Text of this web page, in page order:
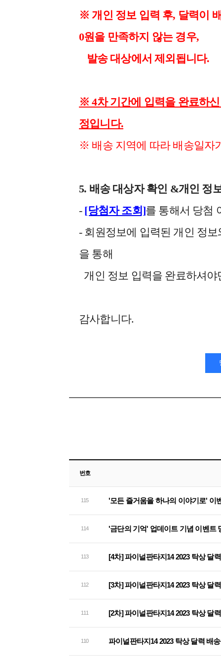
※ 개인 정보 입력 후, 달력이
0원을 만족하지 않는 경우,
발송 대상에서 제외됩니다.
※ 4차 기간에 입력을 완료하
정입니다.
※ 배송 지역에 따라 배송일자
5. 배송 대상자 확인 &개인 정
- [당첨자 조회]를 통해서 당첨
- 회원정보에 입력된 개인 정
을 통해
개인 정보 입력을 완료하셔
감사합니다.
번호
115 '모든 즐거움을 하나의 이야기로' 이
114 '금단의 기억' 업데이트 기념 이벤트
113 [4차] 파이널판타지14 2023 탁상 달
112 [3차] 파이널판타지14 2023 탁상 달
111 [2차] 파이널판타지14 2023 탁상 달
110 파이널판타지14 2023 탁상 달력 배